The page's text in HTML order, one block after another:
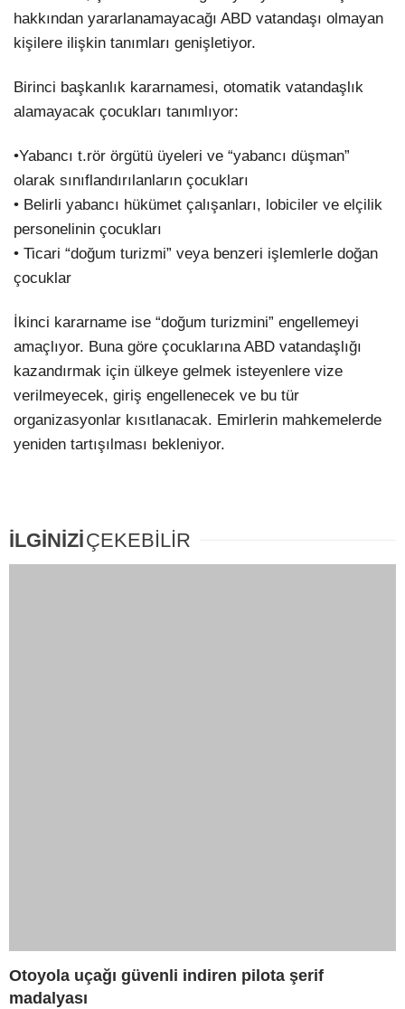
hakkından yararlanamayacağı ABD vatandaşı olmayan
kişilere ilişkin tanımları genişletiyor.
Birinci başkanlık kararnamesi, otomatik vatandaşlık
alamayacak çocukları tanımlıyor:
•Yabancı t.rör örgütü üyeleri ve “yabancı düşman”
olarak sınıflandırılanların çocukları
• Belirli yabancı hükümet çalışanları, lobiciler ve elçilik
personelinin çocukları
• Ticari “doğum turizmi” veya benzeri işlemlerle doğan
çocuklar
İkinci kararname ise “doğum turizmini” engellemeyi
amaçlıyor. Buna göre çocuklarına ABD vatandaşlığı
kazandırmak için ülkeye gelmek isteyenlere vize
verilmeyecek, giriş engellenecek ve bu tür
organizasyonlar kısıtlanacak. Emirlerin mahkemelerde
yeniden tartışılması bekleniyor.
İLGİNİZİÇEKEBİLİR
Otoyola uçağı güvenli indiren pilota şerif
madalyası